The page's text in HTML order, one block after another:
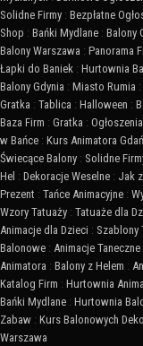
Solidne Firmy : Bezpłatne
Shop : Bańki Mydlane : Balony
Balony Warszawa : Panorama
Łapki do Baniek : Hurtownia
Balony Gdynia : Miasto Rumia :
Gratka : Tablica : Halloween :
Baza Firm : Gratka : Ogłoszenia
w Bańce : Kurs Animatora
Świecące Balony : Solidne
Hel : Dekoracje Weselne : Jak
Prezent : Tańce Animacyjne :
Wzory Tatuaży : Tatuaże dla
Animacje dla Dzieci : Szablony
Balonowe : Animacje Taneczne
Animatora : Balony z Helem :
Katalog Firm : Hurtownia
Bańki Mydlane : Hurtownia
Zabaw : Kurs Balonowych
Warszawa